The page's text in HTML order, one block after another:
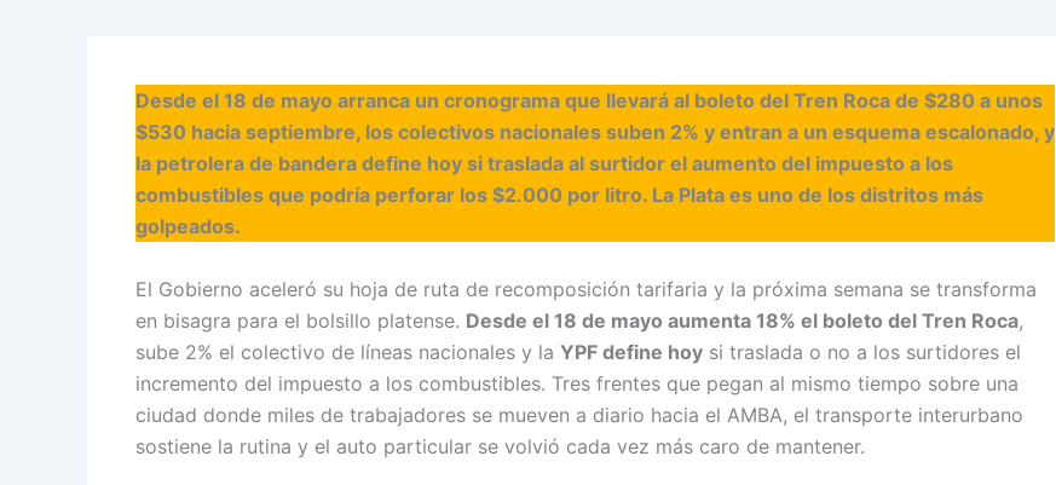
Desde el 18 de mayo arranca un cronograma que llevará al boleto del Tren Roca de $280 a unos
$530 hacia septiembre, los colectivos nacionales suben 2% y entran a un esquema escalonado, y
la petrolera de bandera define hoy si traslada al surtidor el aumento del impuesto a los
combustibles que podría perforar los $2.000 por litro. La Plata es uno de los distritos más
golpeados.
El Gobierno aceleró su hoja de ruta de recomposición tarifaria y la próxima semana se transforma
en bisagra para el bolsillo platense. Desde el 18 de mayo aumenta 18% el boleto del Tren Roca,
sube 2% el colectivo de líneas nacionales y la YPF define hoy si traslada o no a los surtidores el
incremento del impuesto a los combustibles. Tres frentes que pegan al mismo tiempo sobre una
ciudad donde miles de trabajadores se mueven a diario hacia el AMBA, el transporte interurbano
sostiene la rutina y el auto particular se volvió cada vez más caro de mantener.